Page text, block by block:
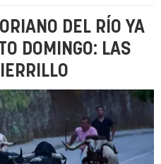
DEL RÍO YA
DOMINGO: LAS